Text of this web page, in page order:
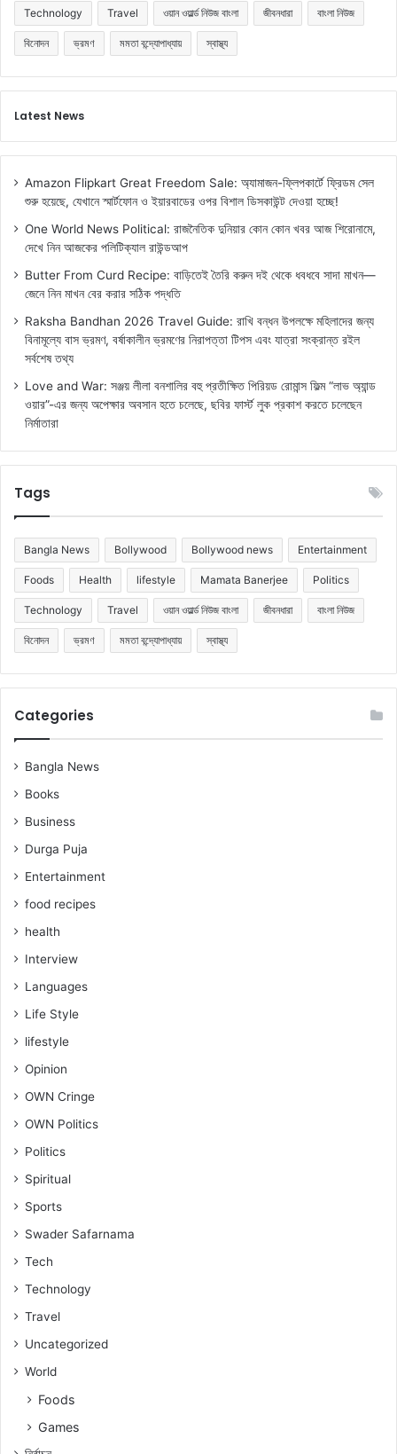
Technology Travel ওয়ান ওয়ার্ল্ড নিউজ বাংলা জীবনধারা বাংলা নিউজ
বিনোদন ভ্রমণ মমতা বন্দ্যোপাধ্যায় স্বাস্থ্য
Latest News
Amazon Flipkart Great Freedom Sale: অ্যামাজন-ফ্লিপকার্টে ফ্রিডম সেল
শুরু হয়েছে, যেখানে স্মার্টফোন ও ইয়ারবাডের ওপর বিশাল ডিসকাউন্ট দেওয়া হচ্ছে!
One World News Political: রাজনৈতিক দুনিয়ার কোন কোন খবর আজ শিরোনামে,
দেখে নিন আজকের পলিটিক্যাল রাউন্ডআপ
Butter From Curd Recipe: বাড়িতেই তৈরি করুন দই থেকে ধবধবে সাদা মাখন—
জেনে নিন মাখন বের করার সঠিক পদ্ধতি
Raksha Bandhan 2026 Travel Guide: রাখি বন্ধন উপলক্ষে মহিলাদের জন্য
বিনামূল্যে বাস ভ্রমণ, বর্ষাকালীন ভ্রমণের নিরাপত্তা টিপস এবং যাত্রা সংক্রান্ত রইল
সর্বশেষ তথ্য
Love and War: সঞ্জয় লীলা বনশালির বহু প্রতীক্ষিত পিরিয়ড রোমান্স ফিল্ম “লাভ অ্যান্ড
ওয়ার”-এর জন্য অপেক্ষার অবসান হতে চলেছে, ছবির ফার্স্ট লুক প্রকাশ করতে চলেছেন
নির্মাতারা
Tags
Bangla News Bollywood Bollywood news Entertainment
Foods Health lifestyle Mamata Banerjee Politics
Technology Travel ওয়ান ওয়ার্ল্ড নিউজ বাংলা জীবনধারা বাংলা নিউজ
বিনোদন ভ্রমণ মমতা বন্দ্যোপাধ্যায় স্বাস্থ্য
Categories
Bangla News
Books
Business
Durga Puja
Entertainment
food recipes
health
Interview
Languages
Life Style
lifestyle
Opinion
OWN Cringe
OWN Politics
Politics
Spiritual
Sports
Swader Safarnama
Tech
Technology
Travel
Uncategorized
World
Foods
Games